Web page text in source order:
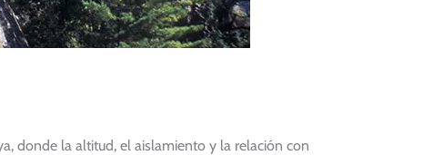
donde la altitud, el aislamiento y la relación con